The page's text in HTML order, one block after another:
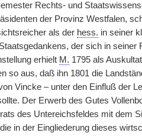
Rechts- und
der Provinz Westfalen,
als der hess. in seiner
der sich in
erhielt M. 1795 als
so aus, daß ihn 1801 die
Vincke – unter den Einfluß der
Der Erwerb des Gutes
des Untereichsfeldes mit dem
in der Eingliederung dieses